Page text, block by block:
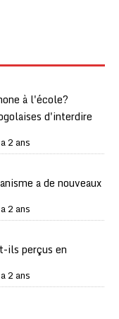
à l'école?
d'interdire
2 ans
a de nouveaux
2 ans
ils perçus en
2 ans